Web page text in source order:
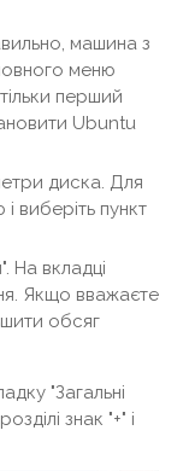
машина з
меню
перший
Ubuntu
диска. Для
виберіть пункт
На вкладці
Якщо вважаєте
обсяг
"Загальні
знак "+" і